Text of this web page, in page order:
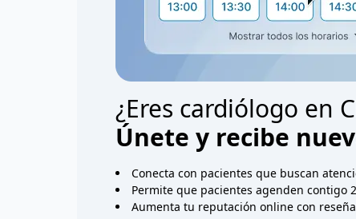
¿Eres cardiólogo en
Únete y recibe
Conecta con pacientes que buscan
Permite que pacientes agenden contigo
Aumenta tu reputación online con